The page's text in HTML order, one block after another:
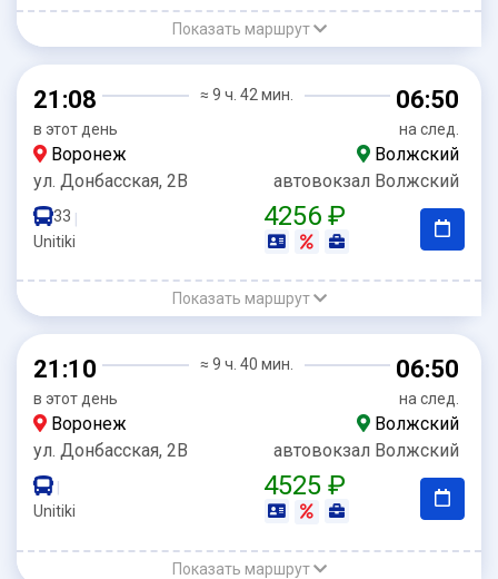
Показать маршрут
21:08
в этот день
≈ 9 ч. 42 мин. 06:50
на след.
Воронеж
Волжский
ул. Донбасская, 2В
автовокзал Волжский
33 |
Unitiki
4256 ₽
Показать маршрут
21:10
в этот день
≈ 9 ч. 40 мин. 06:50
на след.
Воронеж
Волжский
ул. Донбасская, 2В
автовокзал Волжский
Unitiki
4525 ₽
Показать маршрут